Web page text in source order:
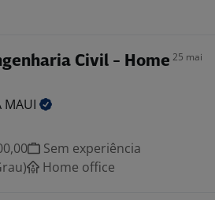
Civil - Home 25 mai
MAUI
Sem experiência
Home office